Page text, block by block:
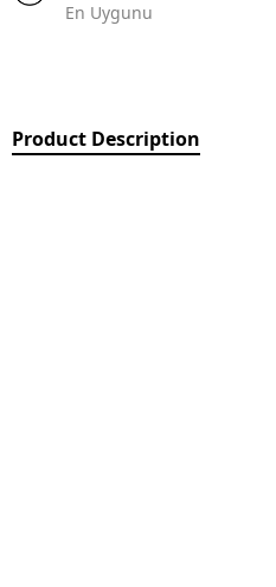
En Uygunu
Product Description